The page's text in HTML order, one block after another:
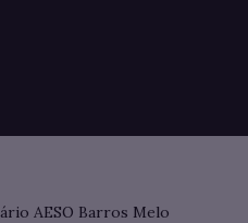
AESO Barros Melo